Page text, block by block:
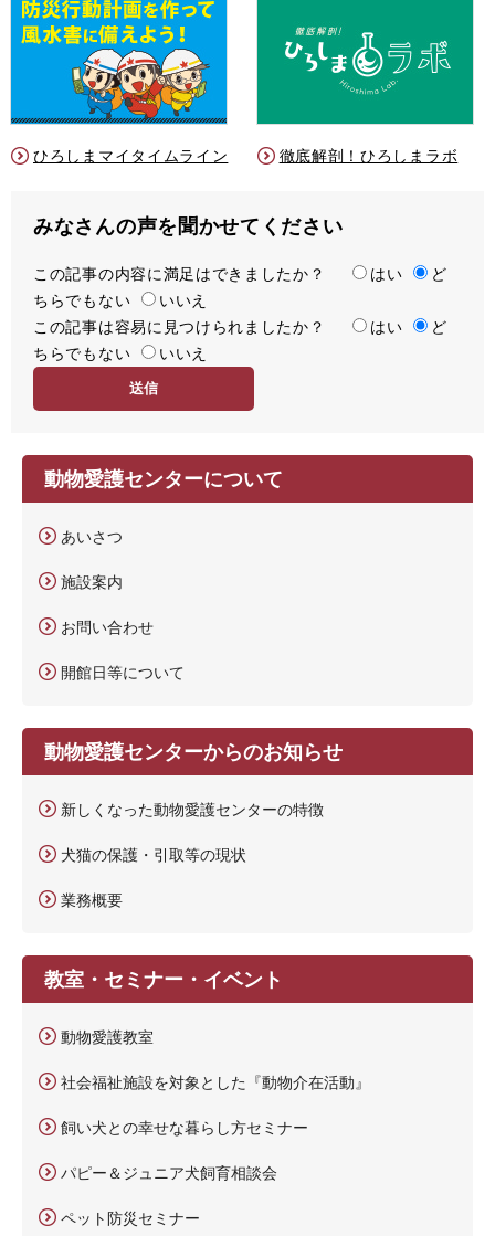
ひろしまマイタイムライン 徹底解剖！ひろしまラボ
みなさんの声を聞かせてください
満
足
度
この記事の内容に満足はできましたか？ はい
ど
ちらでもない
いいえ
容
易
この記事は容易に見つけられましたか？ はい
ど
ちらでもない
いいえ
動物愛護センターについて
あいさつ
施設案内
お問い合わせ
開館日等について
動物愛護センターからのお知らせ
新しくなった動物愛護センターの特徴
犬猫の保護・引取等の現状
業務概要
教室・セミナー・イベント
動物愛護教室
社会福祉施設を対象とした『動物介在活動』
飼い犬との幸せな暮らし方セミナー
パピー＆ジュニア犬飼育相談会
ペット防災セミナー